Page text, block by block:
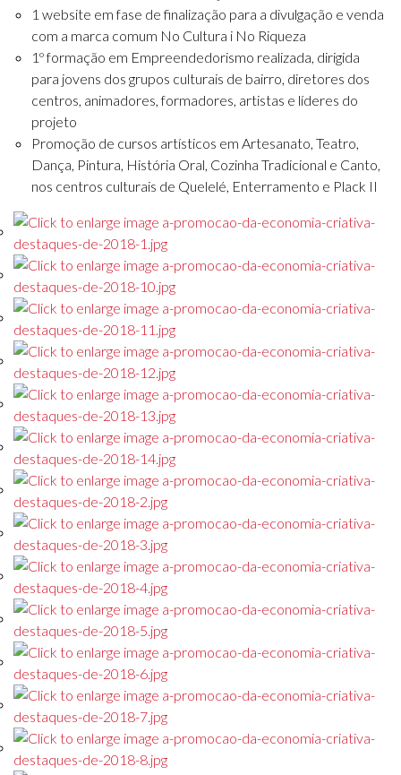
1 website em fase de finalização para a divulgação e venda
com a marca comum No Cultura i No Riqueza
1º formação em Empreendedorismo realizada, dirigida
para jovens dos grupos culturais de bairro, diretores dos
centros, animadores, formadores, artistas e líderes do
projeto
Promoção de cursos artísticos em Artesanato, Teatro,
Dança, Pintura, História Oral, Cozinha Tradicional e Canto,
nos centros culturais de Quelelé, Enterramento e Plack II